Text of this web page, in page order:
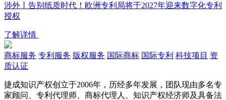
涉外丨告别纸质时代！欧洲专利局将于2027年迎来数字化专利
授权
了解详情
商标服务 专利服务 版权服务 国际商标 国际专利 科技项目 资
质认证
捷成知识产权创立于2006年，历经多年发展，团队现由多名专
家顾问、专利代理师、商标代理人、知识产权经济师及具备法